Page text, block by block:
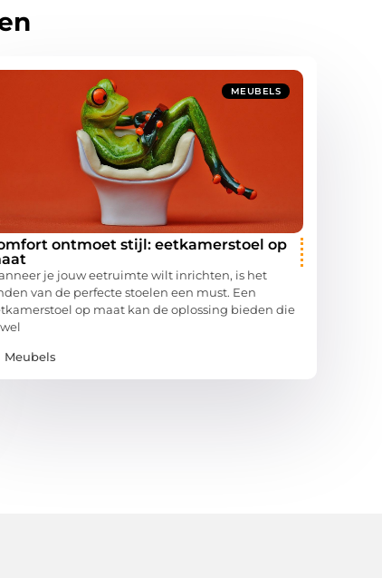
MEUBELS
ontmoet stijl: eetkamerstoel op
je jouw eetruimte wilt inrichten, is het
van de perfecte stoelen een must. Een
op maat kan de oplossing bieden die
Meubels